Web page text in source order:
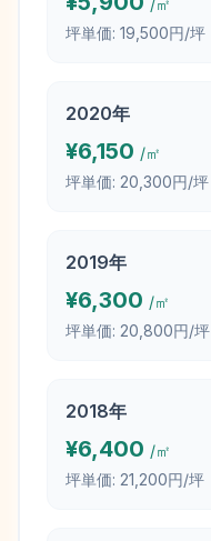
/㎡
坪単価: 19,500円/坪
2020年
¥6,150 /㎡
坪単価: 20,300円/坪
2019年
¥6,300 /㎡
坪単価: 20,800円/坪
2018年
¥6,400 /㎡
坪単価: 21,200円/坪